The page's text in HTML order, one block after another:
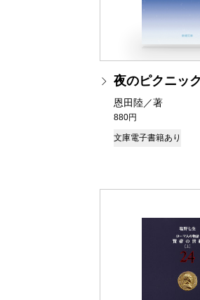
夜のピクニック
恩田陸／著
880円
文庫電子書籍あり